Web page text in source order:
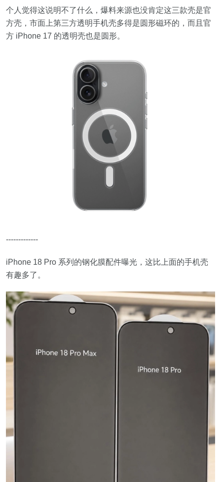
个人觉得这说明不了什么，爆料来源也没肯定这三款壳是官
方壳，市面上第三方透明手机壳多得是圆形磁环的，而且官
方 iPhone 17 的透明壳也是圆形。
-------------
iPhone 18 Pro 系列的钢化膜配件曝光，这比上面的手机壳
有趣多了。